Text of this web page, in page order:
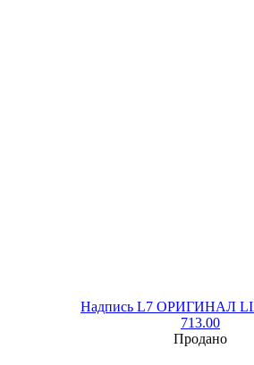
Надпись L7 ОРИГИНАЛ
713.00
Продано